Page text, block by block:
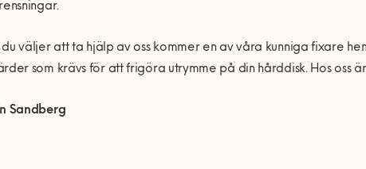
du väljer att ta hjälp av oss kommer en av våra kunniga fixare
som krävs för att frigöra utrymme på din hårddisk. Hos oss
Sandberg